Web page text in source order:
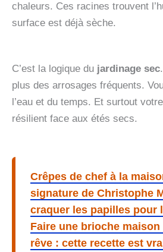
chaleurs. Ces racines trouvent
surface est déjà sèche.
C’est la logique du jardinage sec
plus des arrosages fréquents.
l’eau et du temps. Et surtout
résilient face aux étés secs.
Crêpes de chef à la
signature de Christophe
craquer les papilles pour
Faire une brioche maison
rêve : cette recette est